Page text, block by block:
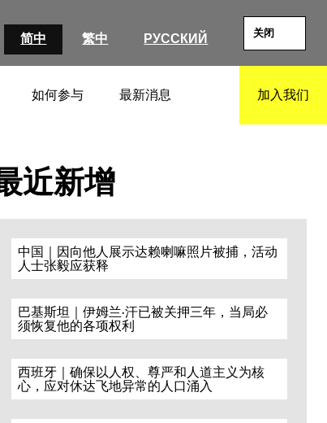
简中 繁中 РУССКИЙ 关闭
如何参与 最新消息 加入我们
近新增
中国｜因向他人展示达赖喇嘛照片被捕，活动
人士张毅应获释
巴基斯坦｜伊姆兰·汗已被关押三年，当局必
须恢复他的各项权利
西班牙｜确保以人权、尊严和人道主义为核
心，应对休达飞地异常的人口涌入